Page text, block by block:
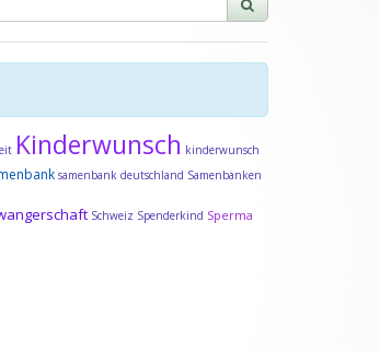
Kinderwunsch kinderwunsch
samenbank deutschland Samenbanken
Schweiz Spenderkind Sperma